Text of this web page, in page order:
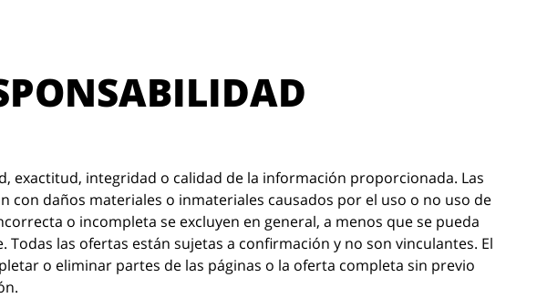
exactitud, integridad o calidad de la información proporcionada. Las
daños materiales o inmateriales causados por el uso o no uso de
o incompleta se excluyen en general, a menos que se pueda
las ofertas están sujetas a confirmación y no son vinculantes. El
o eliminar partes de las páginas o la oferta completa sin previo